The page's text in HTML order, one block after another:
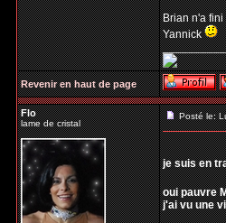
Brian n'a
Yannick
Revenir en haut de page
Flo
lame de cristal
Posté le:
je suis en
oui pauvre
j'ai vu une